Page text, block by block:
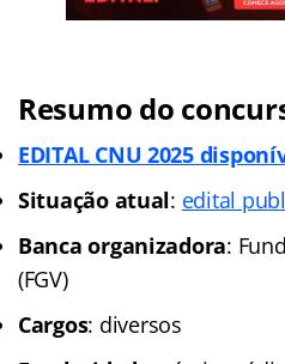
Resumo do
EDITAL CNU 2025
Situação atual: edital
Banca organizadora:
(FGV)
Cargos: diversos